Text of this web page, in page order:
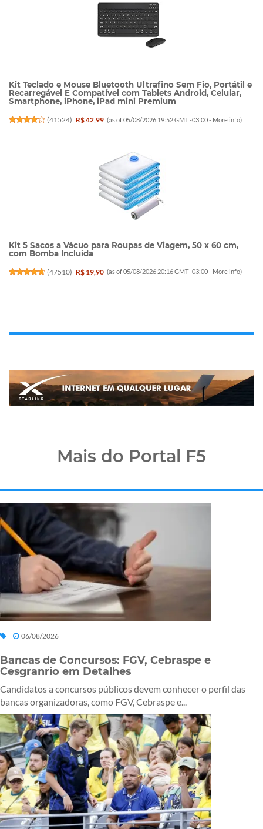
Kit Teclado e Mouse Bluetooth Ultrafino Sem Fio, Portátil e
Recarregável E Compatível com Tablets Android, Celular,
Smartphone, iPhone, iPad mini Premium
(41524) R$ 42,99 (as of 05/08/2026 19:52 GMT -03:00 - More info)
Kit 5 Sacos a Vácuo para Roupas de Viagem, 50 x 60 cm,
com Bomba Incluída
(47510) R$ 19,90 (as of 05/08/2026 20:16 GMT -03:00 - More info)
Mais do Portal F5
06/08/2026
Bancas de Concursos: FGV, Cebraspe e
Cesgranrio em Detalhes
Candidatos a concursos públicos devem conhecer o perfil das
bancas organizadoras, como FGV, Cebraspe e...